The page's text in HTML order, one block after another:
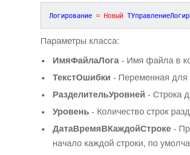
Логирование = Новый
Параметры класса:
ИмяФайлаЛога - Имя файла в
ТекстОшибки - Переменная для
РазделительУровней - Строка
Уровень - Количество строк
ДатаВремяВКаждойСтроке -
начало каждой строки, по